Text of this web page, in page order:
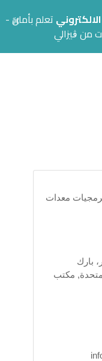
تعلم بأمان -
من ڨيزالي
×
معدات
بارك
مكتب